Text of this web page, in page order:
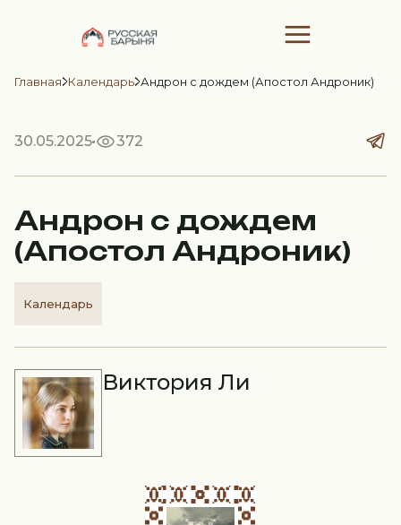
Главная Календарь Андрон с дождем (Апостол Андроник)
30.05.2025 372
Андрон с дождем
(Апостол Андроник)
Календарь
Виктория Ли